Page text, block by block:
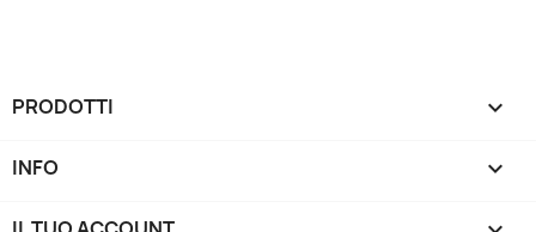
PRODOTTI 
INFO 